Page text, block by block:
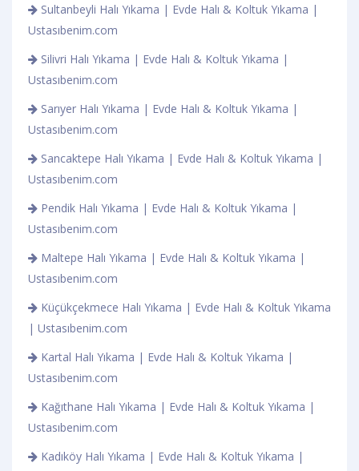
Sultanbeyli Halı Yıkama | Evde Halı & Koltuk Yıkama |
Ustasıbenim.com
Silivri Halı Yıkama | Evde Halı & Koltuk Yıkama |
Ustasıbenim.com
Sarıyer Halı Yıkama | Evde Halı & Koltuk Yıkama |
Ustasıbenim.com
Sancaktepe Halı Yıkama | Evde Halı & Koltuk Yıkama |
Ustasıbenim.com
Pendik Halı Yıkama | Evde Halı & Koltuk Yıkama |
Ustasıbenim.com
Maltepe Halı Yıkama | Evde Halı & Koltuk Yıkama |
Ustasıbenim.com
Küçükçekmece Halı Yıkama | Evde Halı & Koltuk Yıkama
| Ustasıbenim.com
Kartal Halı Yıkama | Evde Halı & Koltuk Yıkama |
Ustasıbenim.com
Kağıthane Halı Yıkama | Evde Halı & Koltuk Yıkama |
Ustasıbenim.com
Kadıköy Halı Yıkama | Evde Halı & Koltuk Yıkama |